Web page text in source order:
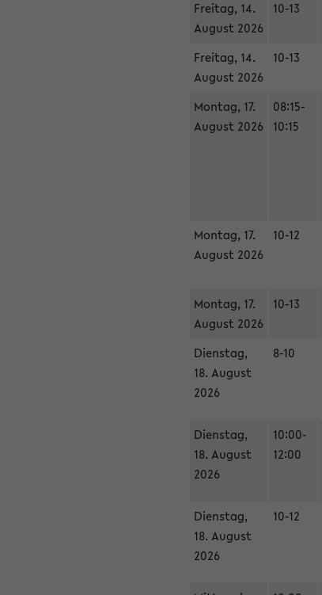
Freitag, 14.
August 2026
10-13
Freitag, 14.
August 2026
10-13
Montag, 17.
August 2026
08:15-
10:15
Montag, 17.
August 2026
10-12
Montag, 17.
August 2026
10-13
Dienstag,
18. August
2026
8-10
Dienstag,
18. August
2026
10:00-
12:00
Dienstag,
18. August
2026
10-12